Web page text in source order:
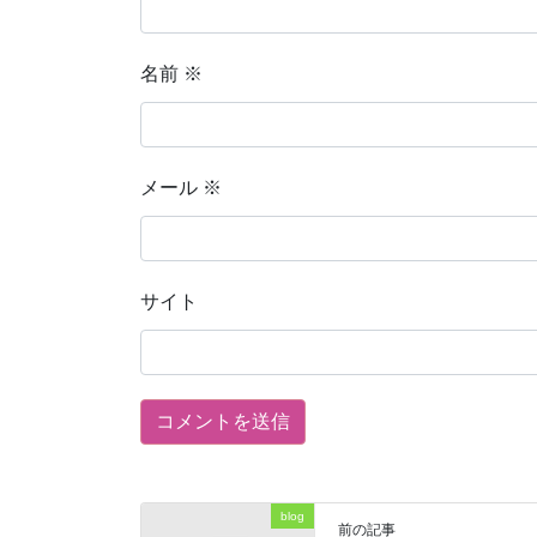
名前 ※
メール ※
サイト
blog
前の記事